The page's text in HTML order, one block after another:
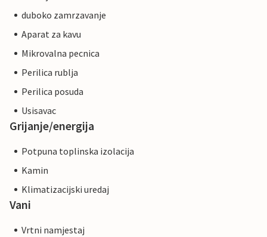
duboko zamrzavanje
Aparat za kavu
Mikrovalna pecnica
Perilica rublja
Perilica posuda
Usisavac
Grijanje/energija
Potpuna toplinska izolacija
Kamin
Klimatizacijski uredaj
Vani
Vrtni namjestaj